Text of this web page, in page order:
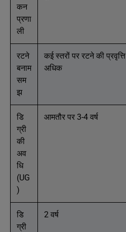
कन
प्रणा
ली
रटने
बनाम
सम
झ
कई स्तरों पर रटने की प्रवृत्ति
अधिक
डि
ग्री
की
अव
धि
(UG
)
आमतौर पर 3-4 वर्ष
डि
ग्री
2 वर्ष